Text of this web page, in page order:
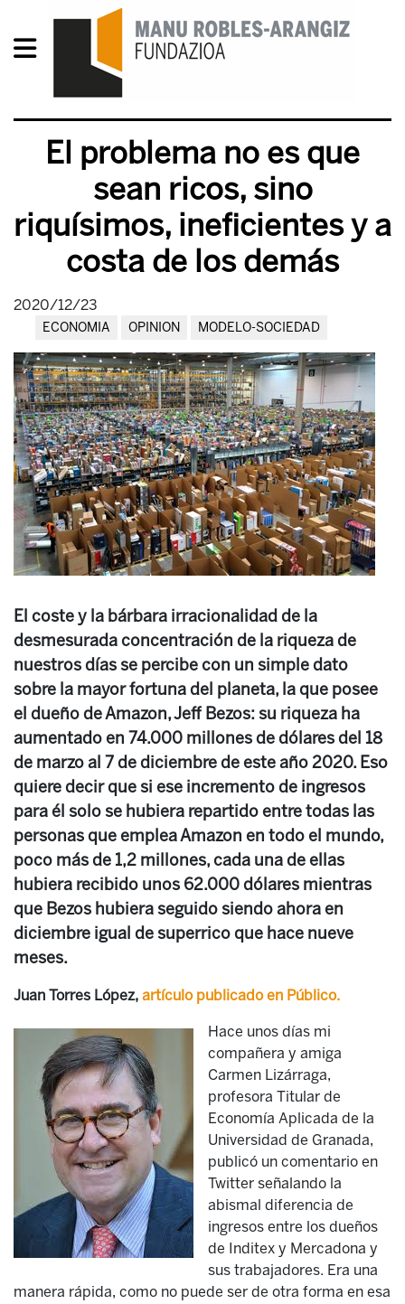
El problema no es que
sean ricos, sino
riquísimos, ineficientes y a
costa de los demás
2020/12/23
ECONOMIA OPINION MODELO-SOCIEDAD
El coste y la bárbara irracionalidad de la
desmesurada concentración de la riqueza de
nuestros días se percibe con un simple dato
sobre la mayor fortuna del planeta, la que posee
el dueño de Amazon, Jeff Bezos: su riqueza ha
aumentado en 74.000 millones de dólares del 18
de marzo al 7 de diciembre de este año 2020. Eso
quiere decir que si ese incremento de ingresos
para él solo se hubiera repartido entre todas las
personas que emplea Amazon en todo el mundo,
poco más de 1,2 millones, cada una de ellas
hubiera recibido unos 62.000 dólares mientras
que Bezos hubiera seguido siendo ahora en
diciembre igual de superrico que hace nueve
meses.
Juan Torres López, artículo publicado en Público.
Hace unos días mi
compañera y amiga
Carmen Lizárraga,
profesora Titular de
Economía Aplicada de la
Universidad de Granada,
publicó un comentario en
Twitter señalando la
abismal diferencia de
ingresos entre los dueños
de Inditex y Mercadona y
sus trabajadores. Era una
manera rápida, como no puede ser de otra forma en esa